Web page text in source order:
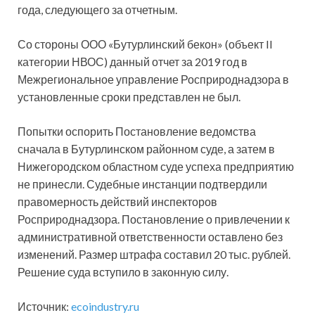
года, следующего за отчетным.
Со стороны ООО «Бутурлинский бекон» (объект II
категории НВОС) данный отчет за 2019 год в
Межрегиональное управление Росприроднадзора в
установленные сроки представлен не был.
Попытки оспорить Постановление ведомства
сначала в Бутурлинском районном суде, а затем в
Нижегородском областном суде успеха предприятию
не принесли. Судебные инстанции подтвердили
правомерность действий инспекторов
Росприроднадзора. Постановление о привлечении к
административной ответственности оставлено без
изменений. Размер штрафа составил 20 тыс. рублей.
Решение суда вступило в законную силу.
Источник: ecoindustry.ru